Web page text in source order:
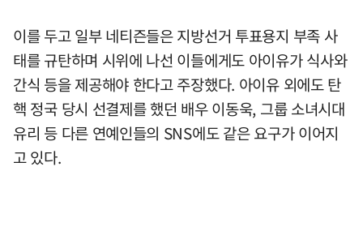
이를 두고 일부 네티즌들은 지방선거 투표용지 부족 사
태를 규탄하며 시위에 나선 이들에게도 아이유가 식사와
간식 등을 제공해야 한다고 주장했다. 아이유 외에도 탄
핵 정국 당시 선결제를 했던 배우 이동욱, 그룹 소녀시대
유리 등 다른 연예인들의 SNS에도 같은 요구가 이어지
고 있다.